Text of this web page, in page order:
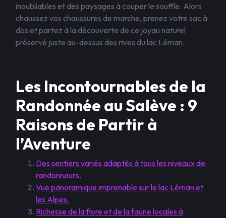
inoubliables et des paysages à couper le souffle. Alors
chaussez vos chaussures de marche, prenez votre sac à
dos et partez à la découverte de ce joyau naturel
préservé juste au-dessus des rives du lac Léman.
Les Incontournables de la
Randonnée au Salève : 9
Raisons de Partir à
l’Aventure
Des sentiers variés adaptés à tous les niveaux de
randonneurs.
Vue panoramique imprenable sur le lac Léman et
les Alpes.
Richesse de la flore et de la faune locales à